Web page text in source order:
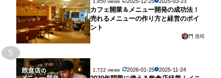
1,850 views 2025-12-25 2025-03-23
カフェ開業＆メニュー開発の成功法！
売れるメニューの作り方と経営のポイ
ント
門 浩司
5
1,722 views 2026-01-25 2025-11-24